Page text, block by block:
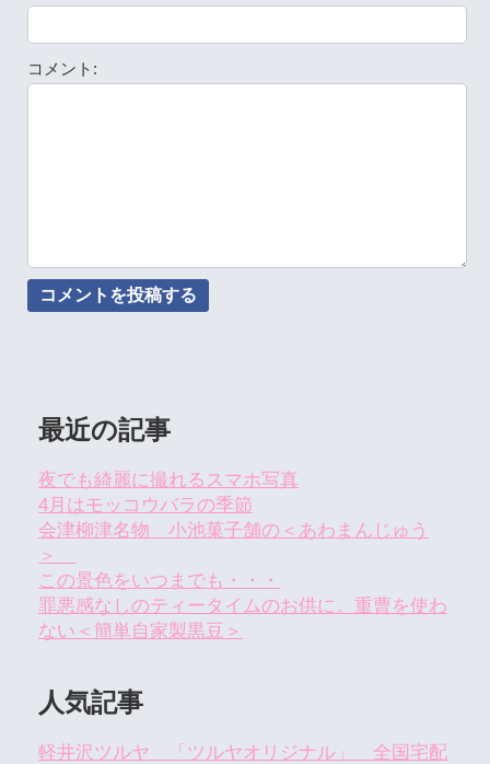
コメント:
最近の記事
夜でも綺麗に撮れるスマホ写真
4月はモッコウバラの季節
会津柳津名物 小池菓子舗の＜あわまんじゅう
＞
この景色をいつまでも・・・
罪悪感なしのティータイムのお供に。重曹を使わ
ない＜簡単自家製黒豆＞
人気記事
軽井沢ツルヤ 「ツルヤオリジナル」 全国宅配